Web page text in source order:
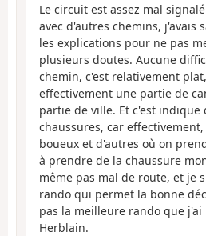
Le circuit est assez mal
avec d'autres chemins, j'avais
les explications pour ne pas
plusieurs doutes. Aucune
chemin, c'est relativement
effectivement une partie de
partie de ville. Et c'est indique
chaussures, car
boueux et d'autres où on
à prendre de la chaussure
même pas mal de route, et je
rando qui permet la bonne
pas la meilleure rando que
Herblain.